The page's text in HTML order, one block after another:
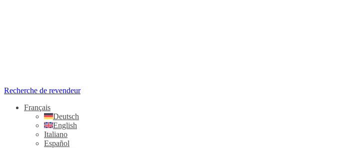
Recherche de revendeur
Français
Deutsch
English
Italiano
Español